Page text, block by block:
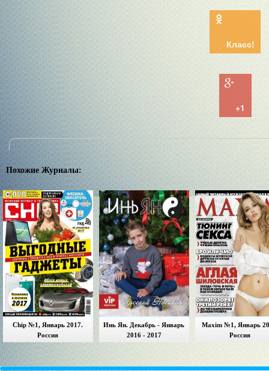
Класс!
+1
Похожие Журналы:
Chip №1, Январь 2017.
Россия
Инь Ян. Декабрь - Январь
2016 - 2017
Maxim №1, Январь
Россия